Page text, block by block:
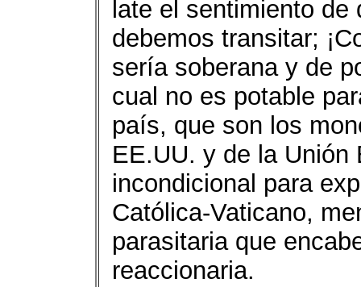
late el sentimiento
debemos transitar;
sería soberana y de
cual no es potable
país, que son los
EE.UU. y de la Unión
incondicional para
Católica-Vaticano,
parasitaria que
reaccionaria.